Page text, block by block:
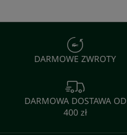
DARMOWE ZWROTY
DARMOWA DOSTAWA OD
400 zł